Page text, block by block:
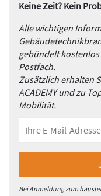
Keine Zeit? Kein
Alle wichtigen
gebündelt
Postfach.
Zusätzlich erhalten
ACADEMY und zu
Mobilität.
Bei Anmeldung zum